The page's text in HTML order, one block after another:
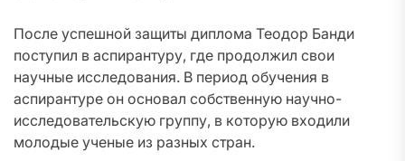
После успешной защиты диплома Теодор Банди
поступил в аспирантуру, где продолжил свои
научные исследования. В период обучения в
аспирантуре он основал собственную научно-
исследовательскую группу, в которую входили
молодые ученые из разных стран.